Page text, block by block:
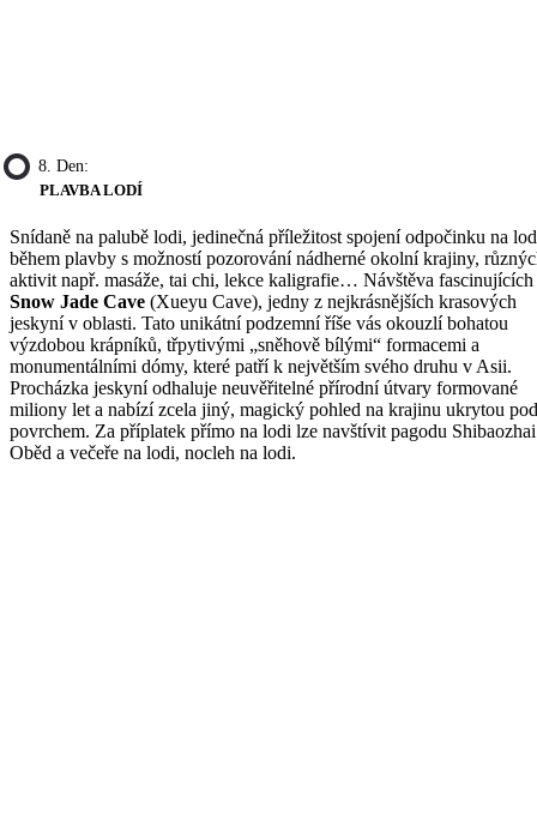
8. Den:
PLAVBA LODÍ
Snídaně na palubě lodi, jedinečná příležitost spojení odpočinku na
během plavby s možností pozorování nádherné okolní krajiny,
aktivit např. masáže, tai chi, lekce kaligrafie… Návštěva fascinujících
Snow Jade Cave (Xueyu Cave), jedny z nejkrásnějších krasových
jeskyní v oblasti. Tato unikátní podzemní říše vás okouzlí bohatou
výzdobou krápníků, třpytivými „sněhově bílými“ formacemi a
monumentálními dómy, které patří k největším svého druhu v Asii.
Procházka jeskyní odhaluje neuvěřitelné přírodní útvary formované
miliony let a nabízí zcela jiný, magický pohled na krajinu ukrytou pod
povrchem. Za příplatek přímo na lodi lze navštívit pagodu
Oběd a večeře na lodi, nocleh na lodi.